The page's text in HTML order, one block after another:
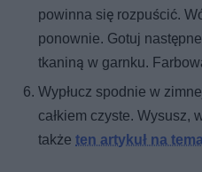
powinna się rozpuścić.
ponownie. Gotuj
tkaniną w garnku.
Wypłucz spodnie w
całkiem czyste.
takżeten artykuł na